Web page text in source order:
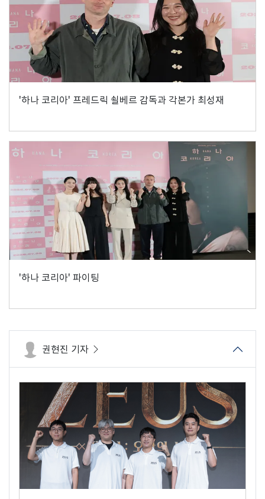
'하나 코리아' 프레드릭 쇨베르 감독과 각본가 최성재
'하나 코리아' 파이팅
권현진 기자